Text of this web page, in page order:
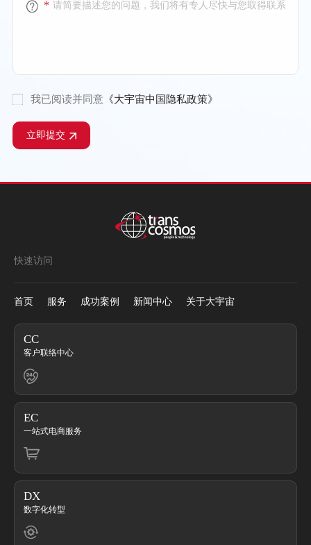
*
我已阅读并同意 《大宇宙中国隐私政策》
立即提交
快速访问
首页 服务 成功案例 新闻中心 关于大宇宙
CC
客户联络中心
EC
一站式电商服务
DX
数字化转型